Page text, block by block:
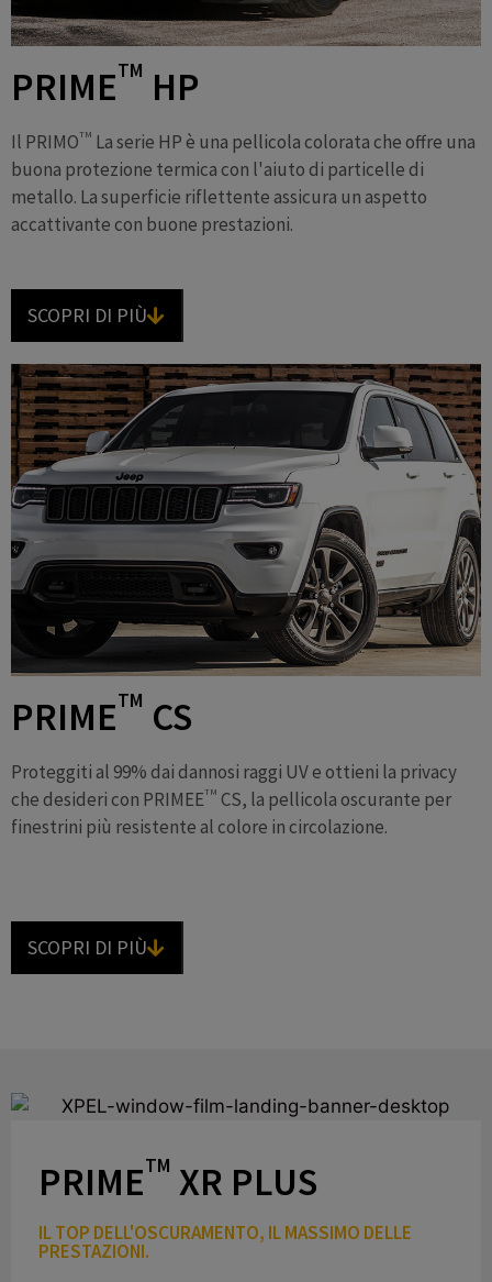
PRIMETM HP
Il PRIMOTM La serie HP è una pellicola colorata che offre una
buona protezione termica con l'aiuto di particelle di
metallo. La superficie riflettente assicura un aspetto
accattivante con buone prestazioni.
SCOPRI DI PIÙ
PRIMETM CS
Proteggiti al 99% dai dannosi raggi UV e ottieni la privacy
che desideri con PRIMEETM CS, la pellicola oscurante per
finestrini più resistente al colore in circolazione.
SCOPRI DI PIÙ
PRIMETM XR PLUS
IL TOP DELL'OSCURAMENTO, IL MASSIMO DELLE
PRESTAZIONI.